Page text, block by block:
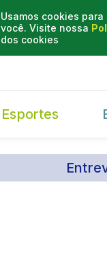
Usamos cookies
você. Visite nossa
dos cookies
Esportes